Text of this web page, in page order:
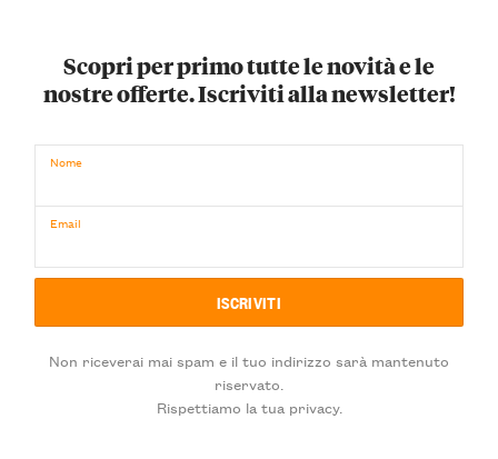
Scopri per primo tutte le novità e le
nostre offerte. Iscriviti alla newsletter!
Nome
Email
Non riceverai mai spam e il tuo indirizzo sarà mantenuto
riservato.
Rispettiamo la tua privacy.